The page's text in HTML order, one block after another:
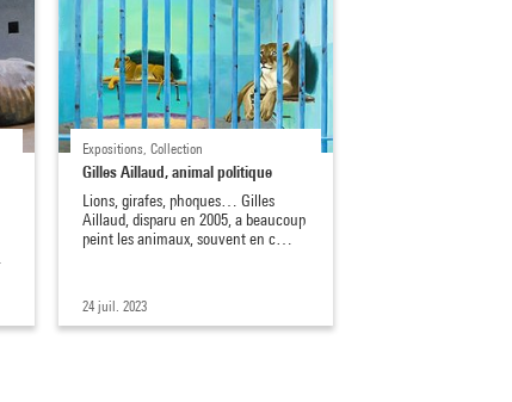
Expositions, Collection
Gilles Aillaud, animal politique
Lions, girafes, phoques… Gilles
Aillaud, disparu en 2005, a beaucoup
peint les animaux, souvent en c…
24 juil. 2023